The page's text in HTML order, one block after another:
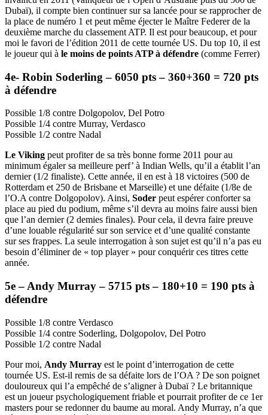
Dubaï), il compte bien continuer sur sa lancée pour se rapprocher de
la place de numéro 1 et peut même éjecter le Maître Federer de la
deuxième marche du classement ATP. Il est pour beaucoup, et pour
moi le favori de l’édition 2011 de cette tournée US. Du top 10, il est
le joueur qui à le moins de points ATP à défendre (comme Ferrer)
4e- Robin Soderling – 6050 pts – 360+360 = 720 pts
à défendre
Possible 1/8 contre Dolgopolov, Del Potro
Possible 1/4 contre Murray, Verdasco
Possible 1/2 contre Nadal
Le Viking peut profiter de sa très bonne forme 2011 pour au
minimum égaler sa meilleure perf’ à Indian Wells, qu’il a établit l’an
dernier (1/2 finaliste). Cette année, il en est à 18 victoires (500 de
Rotterdam et 250 de Brisbane et Marseille) et une défaite (1/8e de
l’O.A contre Dolgopolov). Ainsi, Soder peut espérer conforter sa
place au pied du podium, même s’il devra au moins faire aussi bien
que l’an dernier (2 demies finales). Pour cela, il devra faire preuve
d’une louable régularité sur son service et d’une qualité constante
sur ses frappes. La seule interrogation à son sujet est qu’il n’a pas eu
besoin d’éliminer de « top player » pour conquérir ces titres cette
année.
5e – Andy Murray – 5715 pts – 180+10 = 190 pts à
défendre
Possible 1/8 contre Verdasco
Possible 1/4 contre Soderling, Dolgopolov, Del Potro
Possible 1/2 contre Nadal
Pour moi, Andy Murray est le point d’interrogation de cette
tournée US. Est-il remis de sa défaite lors de l’OA ? De son poignet
douloureux qui l’a empêché de s’aligner à Dubaï ? Le britannique
est un joueur psychologiquement friable et pourrait profiter de ce 1er
masters pour se redonner du baume au moral. Andy Murray, n’a que